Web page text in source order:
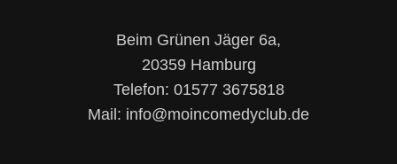
Beim Grünen Jäger 6a,
20359 Hamburg
Telefon: 01577 3675818
Mail: info@moincomedyclub.de